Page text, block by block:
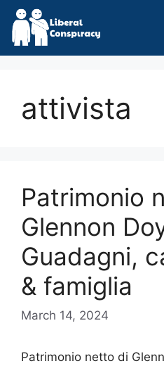
Skip
content
attivista
Patrimonio
Glennon
Guadagni,
& famiglia
March 14, 2024
Patrimonio netto di